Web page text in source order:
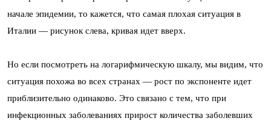
начале эпидемии, то кажется, что самая плохая ситуация в
Италии — рисунок слева, кривая идет вверх.
Но если посмотреть на логарифмическую шкалу, мы видим, что
ситуация похожа во всех странах — рост по экспоненте идет
приблизительно одинаково. Это связано с тем, что при
инфекционных заболеваниях прирост количества заболевших